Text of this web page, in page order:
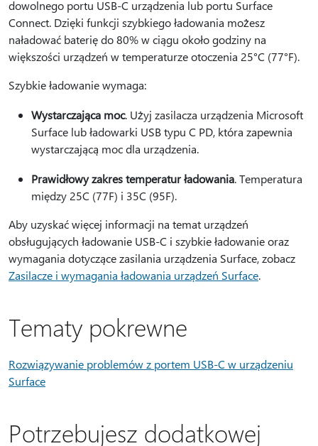
dowolnego portu USB-C urządzenia lub portu Surface
Connect. Dzięki funkcji szybkiego ładowania możesz
naładować baterię do 80% w ciągu około godziny na
większości urządzeń w temperaturze otoczenia 25°C (77°F).
Szybkie ładowanie wymaga:
Wystarczająca moc. Użyj zasilacza urządzenia Microsoft
Surface lub ładowarki USB typu C PD, która zapewnia
wystarczającą moc dla urządzenia.
Prawidłowy zakres temperatur ładowania. Temperatura
między 25C (77F) i 35C (95F).
Aby uzyskać więcej informacji na temat urządzeń
obsługujących ładowanie USB-C i szybkie ładowanie oraz
wymagania dotyczące zasilania urządzenia Surface, zobacz
Zasilacze i wymagania ładowania urządzeń Surface.
Tematy pokrewne
Rozwiązywanie problemów z portem USB-C w urządzeniu
Surface
Potrzebujesz dodatkowej